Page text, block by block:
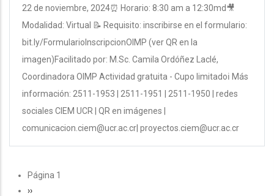
22 de noviembre, 2024⏰ Horario: 8:30 am a 12:30md🎥
Modalidad: Virtual 📝 Requisito: inscribirse en el formulario:
bit.ly/FormularioInscripcionOIMP (ver QR en la
imagen)Facilitado por: M.Sc. Camila Ordóñez Laclé,
Coordinadora OIMP Actividad gratuita - Cupo limitadoℹ Más
información: 2511-1953 | 2511-1951 | 2511-1950 | redes
sociales CIEM UCR | QR en imágenes |
comunicacion.ciem@ucr.ac.cr| proyectos.ciem@ucr.ac.cr
PAGINACIÓN
Página 1
Siguiente
››